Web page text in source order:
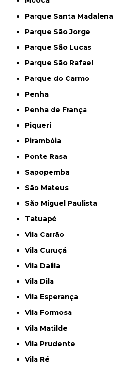
Parque Santa Madalena
Parque São Jorge
Parque São Lucas
Parque São Rafael
Parque do Carmo
Penha
Penha de França
Piqueri
Pirambóia
Ponte Rasa
Sapopemba
São Mateus
São Miguel Paulista
Tatuapé
Vila Carrão
Vila Curuçá
Vila Dalila
Vila Dila
Vila Esperança
Vila Formosa
Vila Matilde
Vila Prudente
Vila Ré